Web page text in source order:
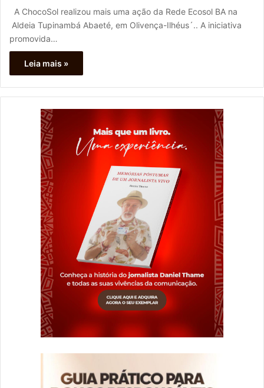
A ChocoSol realizou mais uma ação da Rede Ecosol BA na
Aldeia Tupinambá Abaeté, em Olivença-Ilhéus´.. A iniciativa
promovida…
Leia mais »